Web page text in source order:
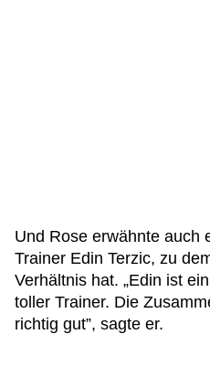
Und Rose erwähnte auch
Trainer Edin Terzic, zu
Verhältnis hat. „Edin ist
toller Trainer. Die
richtig gut”, sagte er.